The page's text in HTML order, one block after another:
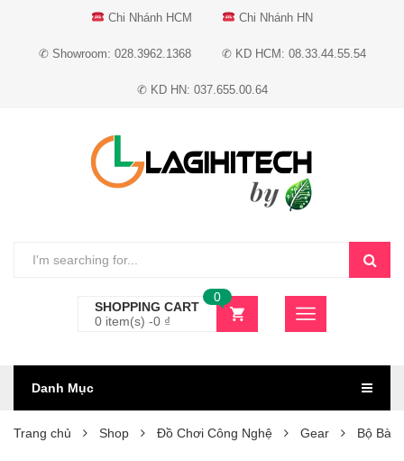
Chi Nhánh HCM Chi Nhánh HN
✆ Showroom: 028.3962.1368 ✆ KD HCM: 08.33.44.55.54
✆ KD HN: 037.655.00.64
SHOPPING CART
0 item(s) -0 ₫
0
Danh Mục
Trang chủ Shop Đồ Chơi Công Nghệ Gear Bộ Bàn